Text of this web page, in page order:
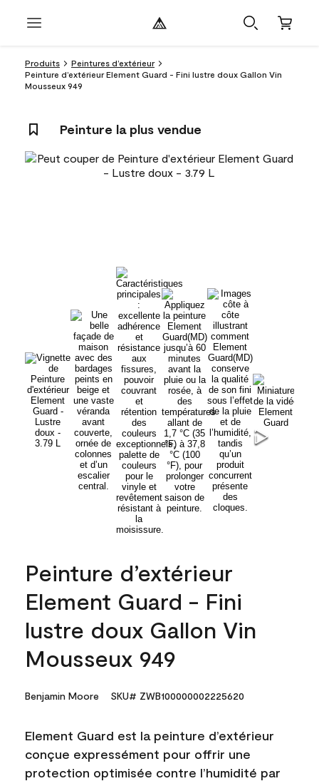
Produits
Peintures d’extérieur
Peinture d’extérieur Element Guard - Fini lustre doux Gallon Vin
Mousseux 949
Peinture la plus vendue
Peinture d’extérieur
Element Guard - Fini
lustre doux Gallon Vin
Mousseux 949
Benjamin Moore SKU# ZWB100000002225620
Element Guard est la peinture d’extérieur
conçue expressément pour offrir une
protection optimisée contre l’humidité par